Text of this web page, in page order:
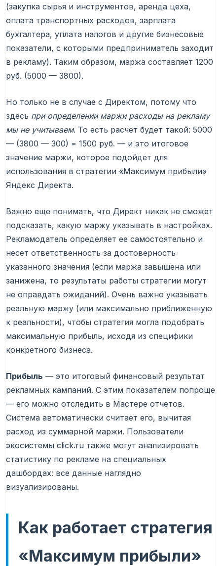
(закупка сырья и инструментов, аренда цеха,
оплата транспортных расходов, зарплата
бухгалтера, уплата налогов и другие бизнесовые
показатели, с которыми предприниматель заходит
в рекламу). Таким образом, маржа составляет 1200
руб. (5000 — 3800).
Но только не в случае с Директом, потому что
здесь при определении маржи расходы на рекламу
мы не учитываем. То есть расчет будет такой: 5000
— (3800 — 300) = 1500 руб. — и это итоговое
значение маржи, которое подойдет для
использования в стратегии «Максимум прибыли»
Яндекс Директа.
Важно еще понимать, что Директ никак не сможет
подсказать, какую маржу указывать в настройках.
Рекламодатель определяет ее самостоятельно и
несет ответственность за достоверность
указанного значения (если маржа завышена или
занижена, то результаты работы стратегии могут
не оправдать ожиданий). Очень важно указывать
реальную маржу (или максимально приближенную
к реальности), чтобы стратегия могла подобрать
максимальную прибыль, исходя из специфики
конкретного бизнеса.
Прибыль — это итоговый финансовый результат
рекламных кампаний. С этим показателем попроще
— его можно отследить в Мастере отчетов.
Система автоматически считает его, вычитая
расход из суммарной маржи. Пользователи
экосистемы click.ru также могут анализировать
статистику по рекламе на специальных
дашбордах: все данные наглядно
визуализированы.
Как работает стратегия
«Максимум прибыли»